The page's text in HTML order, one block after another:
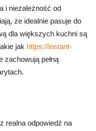
i niezależność od
że idealnie pasuje do
dla większych kuchni są
jak https://instant-
zachowują pełną
realna odpowiedź na